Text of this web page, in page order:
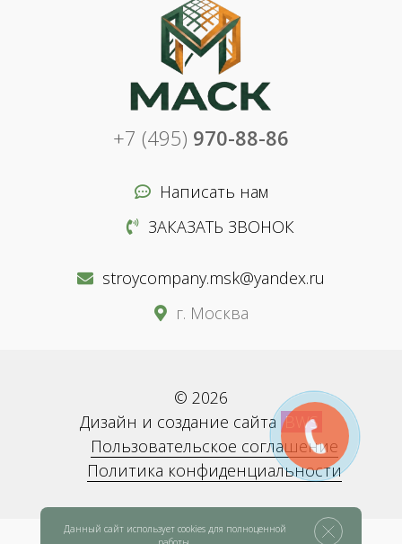
+7 (495) 970-88-86
Написать нам
ЗАКАЗАТЬ ЗВОНОК
stroycompany.msk@yandex.ru
г. Москва
© 2026
Дизайн и создание сайта BWS
Пользовательское соглашение
Политика конфиденциальности
Данный сайт использует cookies для полноценной